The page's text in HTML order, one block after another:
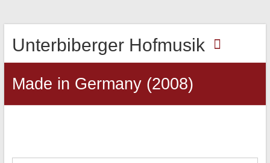
Unterbiberger Hofmusik
Made in Germany (2008)